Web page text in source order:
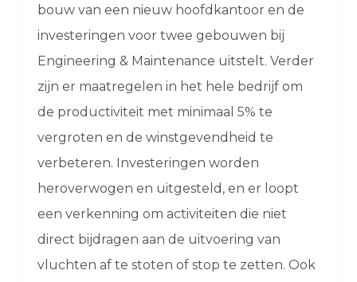
bouw van een nieuw hoofdkantoor en de
investeringen voor twee gebouwen bij
Engineering & Maintenance uitstelt. Verder
zijn er maatregelen in het hele bedrijf om
de productiviteit met minimaal 5% te
vergroten en de winstgevendheid te
verbeteren. Investeringen worden
heroverwogen en uitgesteld, en er loopt
een verkenning om activiteiten die niet
direct bijdragen aan de uitvoering van
vluchten af te stoten of stop te zetten. Ook